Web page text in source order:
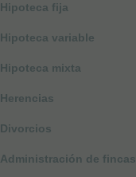
Hipoteca fija
Hipoteca variable
Hipoteca mixta
Herencias
Divorcios
Administración de fincas